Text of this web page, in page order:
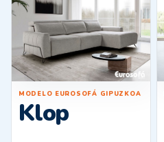
MODELO EUROSOFÁ GIPUZKOA
Klop